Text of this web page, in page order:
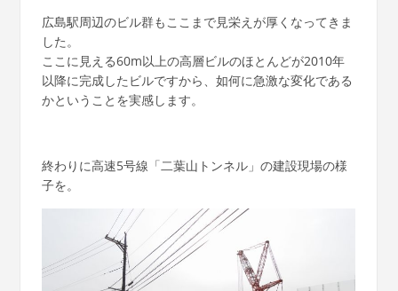
広島駅周辺のビル群もここまで見栄えが厚くなってきま
した。
ここに見える60m以上の高層ビルのほとんどが2010年
以降に完成したビルですから、如何に急激な変化である
かということを実感します。
終わりに高速5号線「二葉山トンネル」の建設現場の様
子を。